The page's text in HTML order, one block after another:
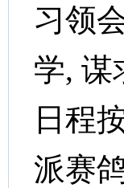
习领
学, 谋
日程
派赛